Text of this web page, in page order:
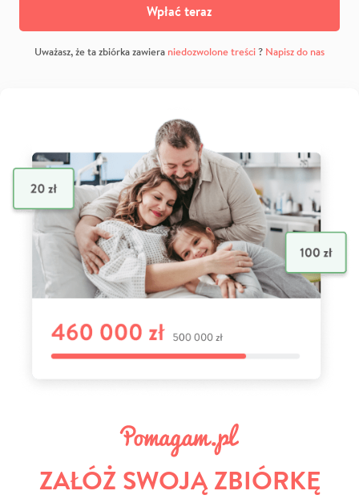
Wpłać teraz
Uważasz, że ta zbiórka zawiera niedozwolone treści? Napisz do nas
ZAŁÓŻ SWOJĄ ZBIÓRKĘ